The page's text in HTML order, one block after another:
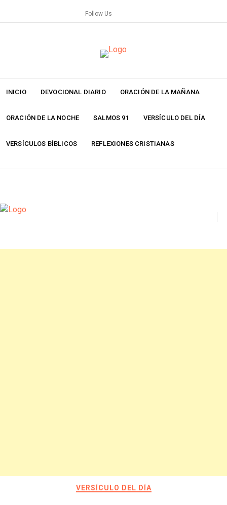
Follow Us
INICIO DEVOCIONAL DIARIO ORACIÓN DE LA MAÑANA
ORACIÓN DE LA NOCHE SALMOS 91 VERSÍCULO DEL DÍA
VERSÍCULOS BÍBLICOS REFLEXIONES CRISTIANAS
VERSÍCULO DEL DÍA